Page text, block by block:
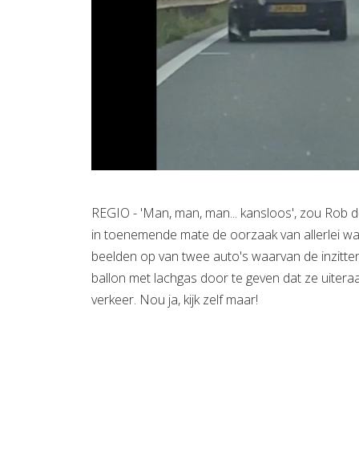
REGIO - 'Man, man, man... kansloos', zou
in toenemende mate de oorzaak van allerlei
beelden op van twee auto's waarvan de
ballon met lachgas door te geven dat ze
verkeer. Nou ja, kijk zelf maar!